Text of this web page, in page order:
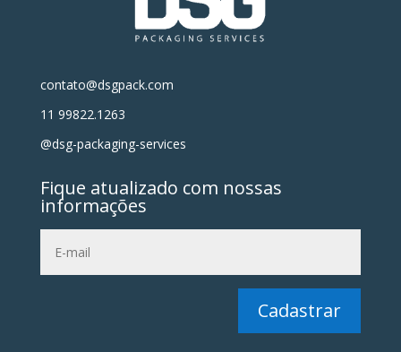
contato@dsgpack.com
11 99822.1263
@dsg-packaging-services
Fique atualizado com nossas
informações
Cadastrar